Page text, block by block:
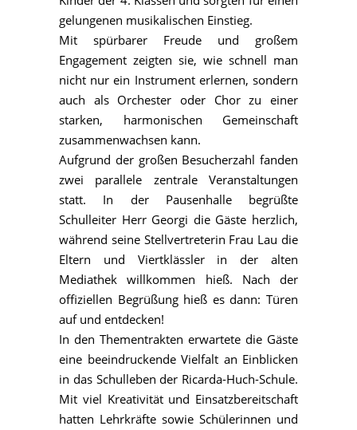
gelungenen musikalischen Einstieg.
Mit spürbarer Freude und großem
Engagement zeigten sie, wie schnell man
nicht nur ein Instrument erlernen, sondern
auch als Orchester oder Chor zu einer
starken, harmonischen Gemeinschaft
zusammenwachsen kann.
Aufgrund der großen Besucherzahl fanden
zwei parallele zentrale Veranstaltungen
statt. In der Pausenhalle begrüßte
Schulleiter Herr Georgi die Gäste herzlich,
während seine Stellvertreterin Frau Lau die
Eltern und Viertklässler in der alten
Mediathek willkommen hieß. Nach der
offiziellen Begrüßung hieß es dann: Türen
auf und entdecken!
In den Thementrakten erwartete die Gäste
eine beeindruckende Vielfalt an Einblicken
in das Schulleben der Ricarda-Huch-Schule.
Mit viel Kreativität und Einsatzbereitschaft
hatten Lehrkräfte sowie Schülerinnen und